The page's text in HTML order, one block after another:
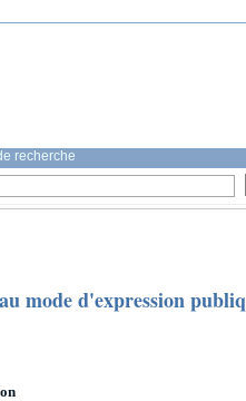
recherche
mode d'expression